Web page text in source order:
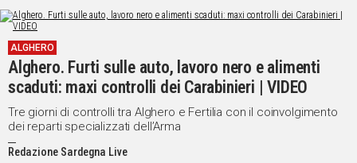
ALGHERO
Alghero. Furti sulle auto, lavoro nero e alimenti
scaduti: maxi controlli dei Carabinieri | VIDEO
Tre giorni di controlli tra Alghero e Fertilia con il coinvolgimento
dei reparti specializzati dell’Arma
Redazione Sardegna Live